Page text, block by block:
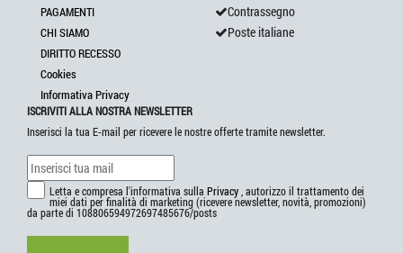
PAGAMENTI
CHI SIAMO
DIRITTO RECESSO
Cookies
Informativa Privacy
Contrassegno
Poste italiane
ISCRIVITI ALLA NOSTRA NEWSLETTER
Inserisci la tua E-mail per ricevere le nostre offerte tramite newsletter.
Letta e compresa l'informativa sulla Privacy , autorizzo il trattamento dei
miei dati per finalità di marketing (ricevere newsletter, novità, promozioni)
da parte di 108806594972697485676/posts